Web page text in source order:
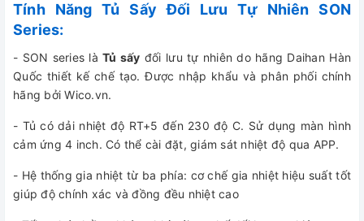
Tính Năng Tủ Sấy Đối Lưu Tự Nhiên SON
Series:
- SON series làTủ sấy đối lưu tự nhiên do hãng Daihan Hàn
Quốc thiết kế chế tạo. Được nhập khẩu và phân phối chính
hãng bởi Wico.vn.
- Tủ có dải nhiệt độ RT+5 đến 230 độ C. Sử dụng màn hình
cảm ứng 4 inch. Có thể cài đặt, giám sát nhiệt độ qua APP.
- Hệ thống gia nhiệt từ ba phía: cơ chế gia nhiệt hiệu suất tốt
giúp độ chính xác và đồng đều nhiệt cao